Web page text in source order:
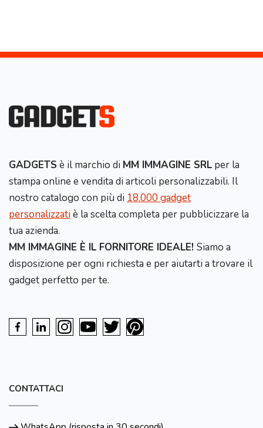
GADGETS è il marchio di MM IMMAGINE SRL per la
stampa online e vendita di articoli personalizzabili. Il
nostro catalogo con più di 18.000 gadget
personalizzatiè la scelta completa per pubblicizzare la
tua azienda.
MM IMMAGINE È IL FORNITORE IDEALE! Siamo a
disposizione per ogni richiesta e per aiutarti a trovare il
gadget perfetto per te.
CONTATTACI